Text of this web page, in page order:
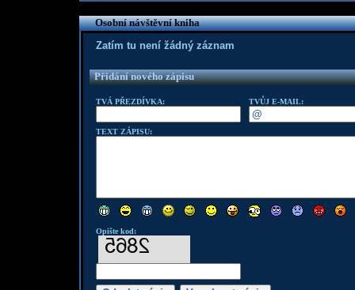
Osobní návštěvní kniha
Zatím tu není žádný záznam
Přidání nového zápisu
TVÁ PŘEZDÍVKA: TVŮJ E-MAIL:
TEXT ZÁPISU:
Opište kod: